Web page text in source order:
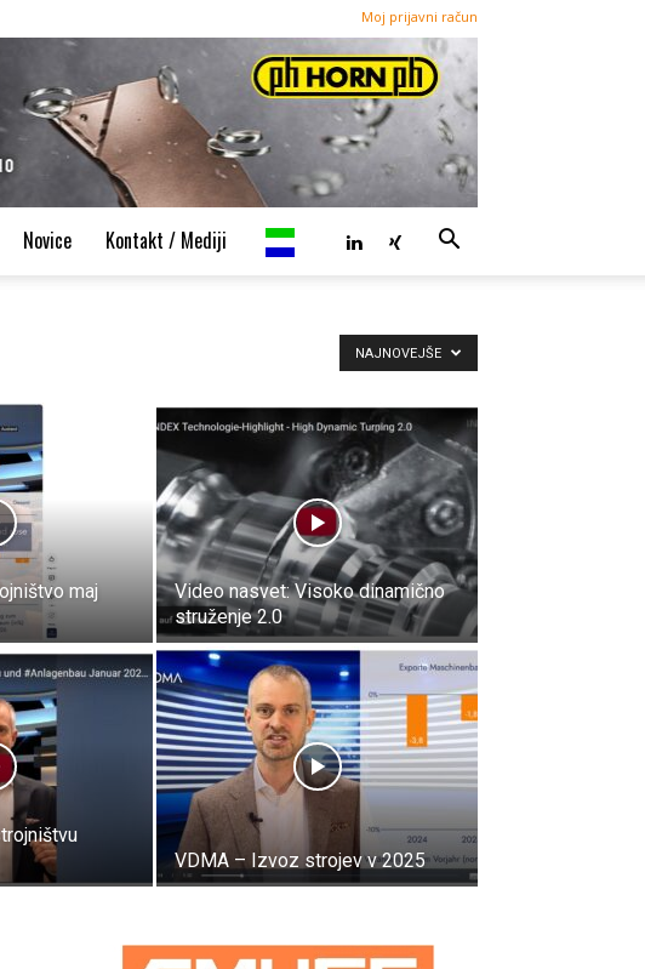
Moj prijavni račun
Novice Kontakt / Mediji
NAJNOVEJŠE
maj
Video nasvet: Visoko dinamično
struženje 2.0
VDMA – Izvoz strojev v 2025